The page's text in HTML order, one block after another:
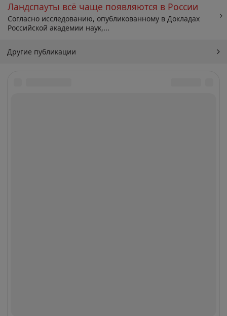
Ландспауты всё чаще появляются в России
Согласно исследованию, опубликованному в Докладах
Российской академии наук,...
Другие публикации